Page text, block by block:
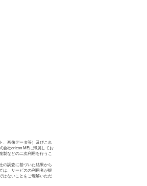
、画像データ等）及びこれ
会社oricon MEに帰属してお
製などの二次利用を行うこ
の調査に基づいた結果から
は、サービスの利用者が提
はないことをご理解いただ